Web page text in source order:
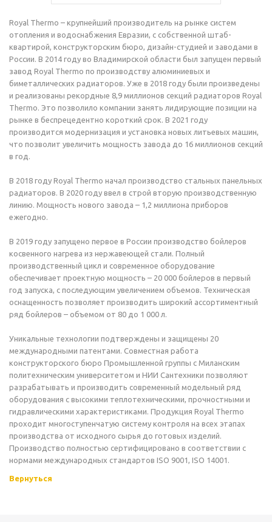
Royal Thermo – крупнейший производитель на рынке систем
отопления и водоснабжения Евразии, с собственной штаб-
квартирой, конструкторским бюро, дизайн-студией и заводами в
России. В 2014 году во Владимирской области был запущен первый
завод Royal Thermo по производству алюминиевых и
биметаллических радиаторов. Уже в 2018 году были произведены
и реализованы рекордные 8,9 миллионов секций радиаторов Royal
Thermo. Это позволило компании занять лидирующие позиции на
рынке в беспрецедентно короткий срок. В 2021 году
производится модернизация и установка новых литьевых машин,
что позволит увеличить мощность завода до 16 миллионов секций
в год.
В 2018 году Royal Thermo начал производство стальных панельных
радиаторов. В 2020 году ввел в строй вторую производственную
линию. Мощность нового завода – 1,2 миллиона приборов
ежегодно.
В 2019 году запущено первое в России производство бойлеров
косвенного нагрева из нержавеющей стали. Полный
производственный цикл и современное оборудование
обеспечивает проектную мощность – 20 000 бойлеров в первый
год запуска, с последующим увеличением объемов. Техническая
оснащенность позволяет производить широкий ассортиментный
ряд бойлеров – объемом от 80 до 1 000 л.
Уникальные технологии подтверждены и защищены 20
международными патентами. Совместная работа
конструкторского бюро Промышленной группы с Миланским
политехническим университетом и НИИ Сантехники позволяют
разрабатывать и производить современный модельный ряд
оборудования с высокими теплотехническими, прочностными и
гидравлическими характеристиками. Продукция Royal Thermo
проходит многоступенчатую систему контроля на всех этапах
производства от исходного сырья до готовых изделий.
Производство полностью сертифицировано в соответствии с
нормами международных стандартов ISO 9001, ISO 14001.
Вернуться